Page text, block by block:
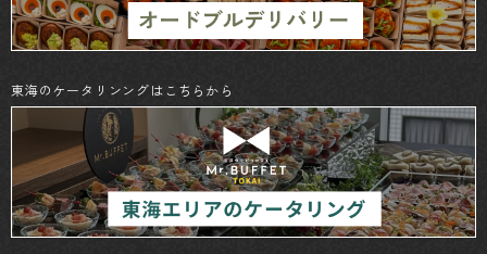
東海のケータリンングはこちらから